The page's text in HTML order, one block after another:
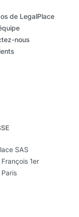
pour être
connaissent
d’avoir
saisie
de LegalPlace
nous
SAS
1er